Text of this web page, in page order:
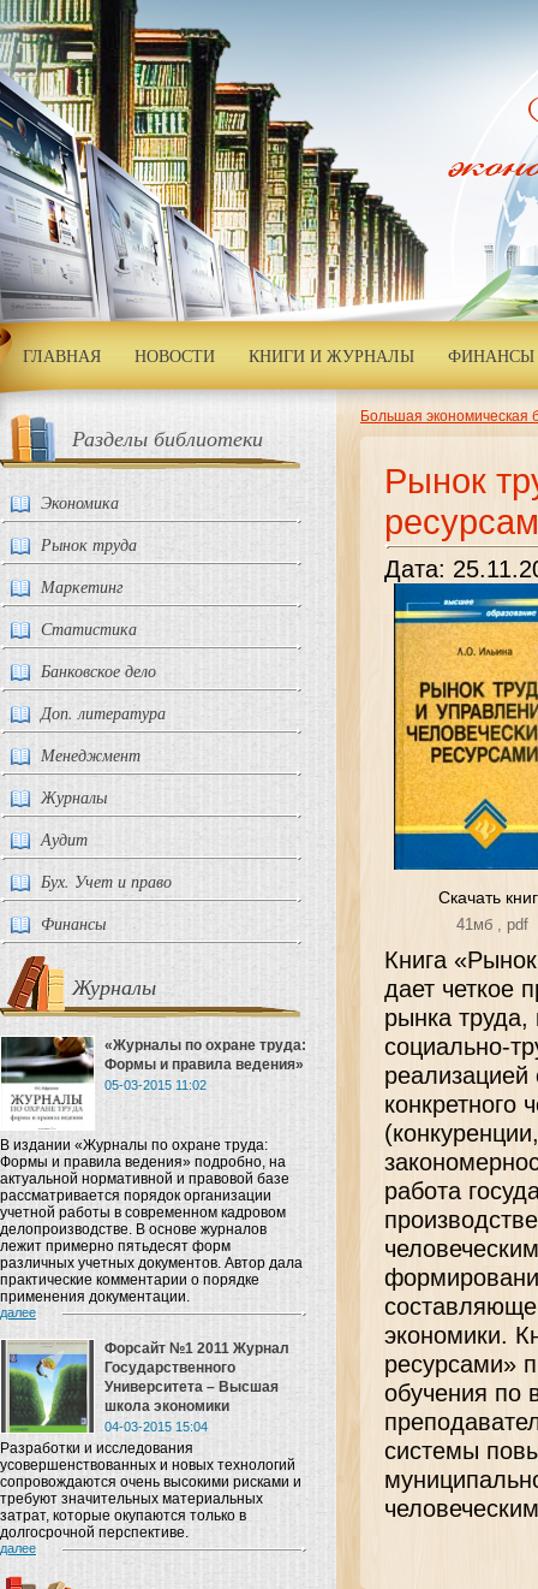
ГЛАВНАЯ НОВОСТИ КНИГИ И ЖУРНАЛЫ ФИНАНСЫ
Разделы библиотеки
Экономика
Рынок труда
Маркетинг
Статистика
Банковское дело
Доп. литература
Менеджмент
Журналы
Аудит
Бух. Учет и право
Финансы
Журналы
«Журналы по охране труда:
Формы и правила ведения»
05-03-2015 11:02
В издании «Журналы по охране труда:
Формы и правила ведения» подробно, на
актуальной нормативной и правовой базе
рассматривается порядок организации
учетной работы в современном кадровом
делопроизводстве. В основе журналов
лежит примерно пятьдесят форм
различных учетных документов. Автор дала
практические комментарии о порядке
применения документации.
далее
Форсайт №1 2011 Журнал
Государственного
Университета – Высшая
школа экономики
04-03-2015 15:04
Разработки и исследования
усовершенствованных и новых технологий
сопровождаются очень высокими рисками и
требуют значительных материальных
затрат, которые окупаются только в
долгосрочной перспективе.
далее
Большая экономическая
Рынок
Дата:
Скачать
41мб , pdf
Книга
дает четкое
рынка
социально-
реализацией
конкретного
работа
экономики.
ресурсами»
обучения по
системы